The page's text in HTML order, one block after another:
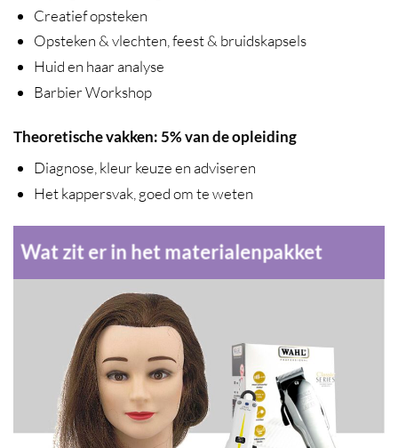
Creatief opsteken
Opsteken & vlechten, feest & bruidskapsels
Huid en haar analyse
Barbier Workshop
Theoretische vakken: 5% van de opleiding
Diagnose, kleur keuze en adviseren
Het kappersvak, goed om te weten
Wat zit er in het materialenpakket